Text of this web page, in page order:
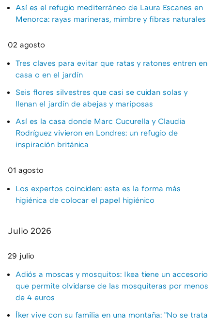
Así es el refugio mediterráneo de Laura Escanes en
Menorca: rayas marineras, mimbre y fibras naturales
02 agosto
Tres claves para evitar que ratas y ratones entren en
casa o en el jardín
Seis flores silvestres que casi se cuidan solas y
llenan el jardín de abejas y mariposas
Así es la casa donde Marc Cucurella y Claudia
Rodríguez vivieron en Londres: un refugio de
inspiración británica
01 agosto
Los expertos coinciden: esta es la forma más
higiénica de colocar el papel higiénico
Julio 2026
29 julio
Adiós a moscas y mosquitos: Ikea tiene un accesorio
que permite olvidarse de las mosquiteras por menos
de 4 euros
Íker vive con su familia en una montaña: "No se trata